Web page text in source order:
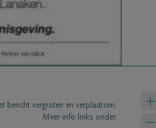
bericht vergroten en verplaatsen.
Meer info links onder.